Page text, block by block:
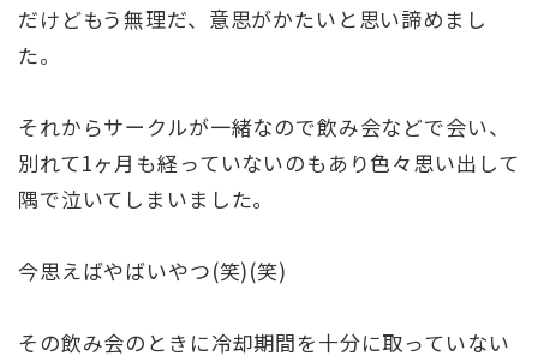
だけどもう無理だ、意思がかたいと思い諦めまし
た。
それからサークルが一緒なので飲み会などで会い、
別れて1ヶ月も経っていないのもあり色々思い出して
隅で泣いてしまいました。
今思えばやばいやつ(笑)(笑)
その飲み会のときに冷却期間を十分に取っていない